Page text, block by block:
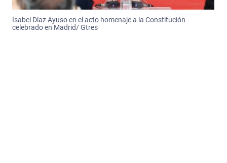
Isabel Díaz Ayuso en el acto homenaje a la Constitución
celebrado en Madrid/ Gtres